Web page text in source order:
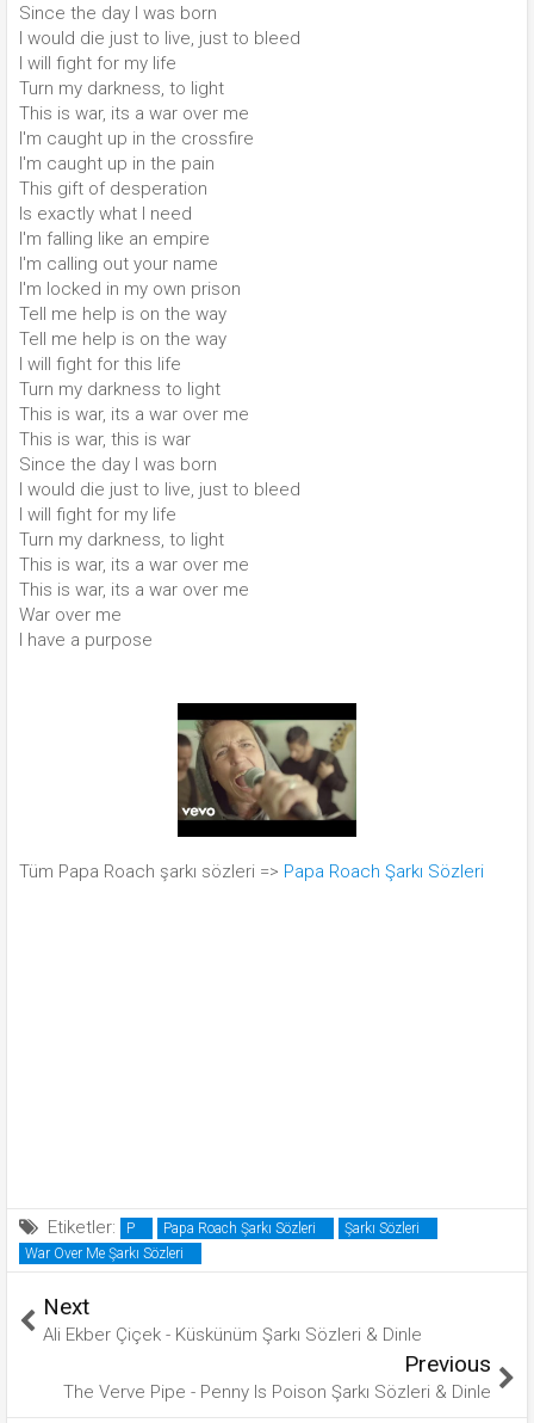
Since the day I was born
I would die just to live, just to bleed
I will fight for my life
Turn my darkness, to light
This is war, its a war over me
I'm caught up in the crossfire
I'm caught up in the pain
This gift of desperation
Is exactly what I need
I'm falling like an empire
I'm calling out your name
I'm locked in my own prison
Tell me help is on the way
Tell me help is on the way
I will fight for this life
Turn my darkness to light
This is war, its a war over me
This is war, this is war
Since the day I was born
I would die just to live, just to bleed
I will fight for my life
Turn my darkness, to light
This is war, its a war over me
This is war, its a war over me
War over me
I have a purpose
Tüm Papa Roach şarkı sözleri => Papa Roach Şarkı Sözleri
Etiketler: P Papa Roach Şarkı Sözleri
Şarkı Sözleri
War Over Me Şarkı Sözleri
Next
Ali Ekber Çiçek - Küskünüm Şarkı Sözleri & Dinle
Previous
The Verve Pipe - Penny Is Poison Şarkı Sözleri & Dinle